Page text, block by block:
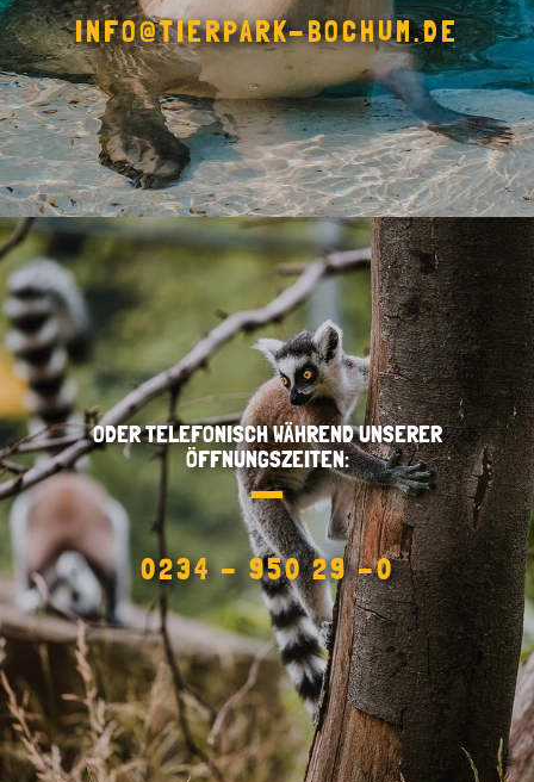
INFO@TIERPARK-BOCHUM.DE
ODER TELEFONISCH WÄHREND UNSERER
ÖFFNUNGSZEITEN:
0234 - 950 29 -0